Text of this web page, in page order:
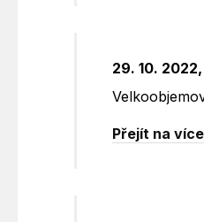
29. 10.
Přejít na